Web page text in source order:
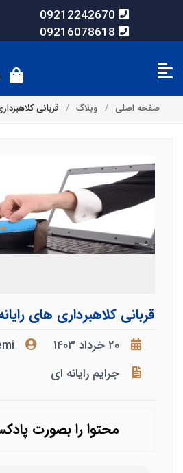
09212242670
09216078618
صفحه اصلی وبلاگ قربانی
قربانی کلاهبرداری های
۲۰ خرداد ۱۴۰۳
جرایم رایانه ای
محتوا را بصورت